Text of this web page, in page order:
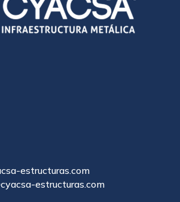
estructuras.com
estructuras.com